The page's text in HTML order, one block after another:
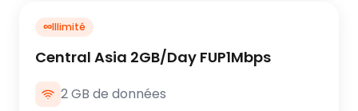
∞Illimité
Central Asia 2GB/Day FUP1Mbps
2 GB de données